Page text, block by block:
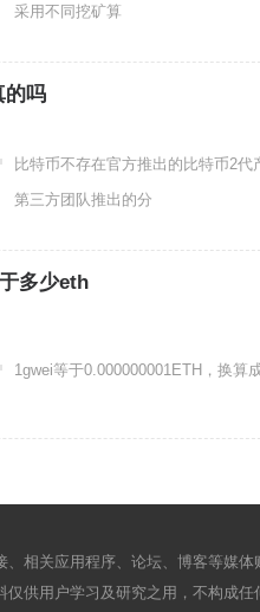
采用不同挖矿算
的吗
比特币不存在官方推出的比特币2
第三方团队推出的分
多少eth
1gwei等于0.000000001ETH，换算
、相关应用程序、论坛、博客等媒
仅供用户学习及研究之用，不构成